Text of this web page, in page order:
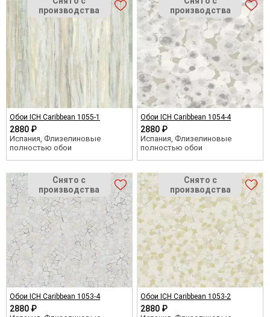
Обои ICH Caribbean 1055-1
2880 ₽
Испания, Флизелиновые
полностью обои
Обои ICH Caribbean 1054-4
2880 ₽
Испания, Флизелиновые
полностью обои
Обои ICH Caribbean 1053-4
2880 ₽
Обои ICH Caribbean 1053-2
2880 ₽